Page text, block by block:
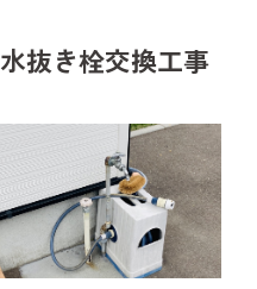
水抜き栓交換工事